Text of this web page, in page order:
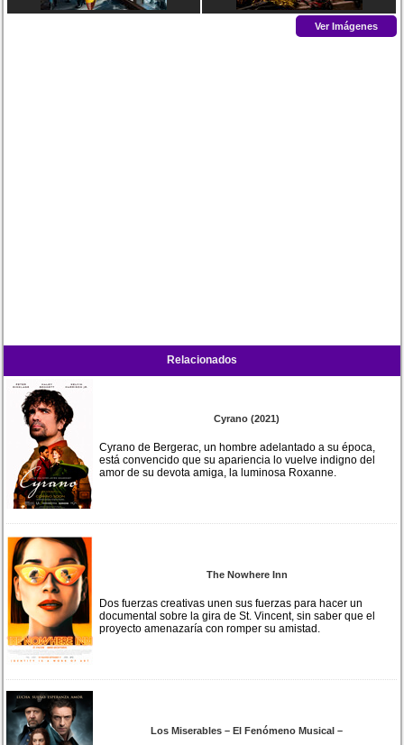
Ver Imágenes
Relacionados
Cyrano (2021)
Cyrano de Bergerac, un hombre adelantado a su época,
está convencido que su apariencia lo vuelve indigno del
amor de su devota amiga, la luminosa Roxanne.
The Nowhere Inn
Dos fuerzas creativas unen sus fuerzas para hacer un
documental sobre la gira de St. Vincent, sin saber que el
proyecto amenazaría con romper su amistad.
Los Miserables – El Fenómeno Musical –